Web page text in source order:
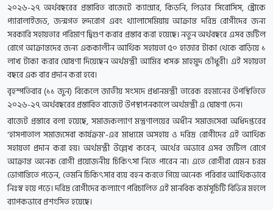
২০২৬-২৭ অর্থবছরের প্রস্তাবিত বাজেটে ক্যান্সার, কিডনি, লিভার সিরোসিস, স্ট্রোকে
প্যারালাইজড, জন্মগত হৃদরোগ এবং থ্যালাসেমিয়ায় আক্রান্ত দরিদ্র রোগীদের জন্য
সরকারি সহায়তার পরিমাণ দ্বিগুণ করার প্রস্তাব করা হয়েছে। নতুন অর্থবছরে এসব জটিল
রোগে আক্রান্তদের জন্য এককালীন আর্থিক সহায়তা ৫০ হাজার টাকা থেকে বাড়িয়ে ১
লাখ টাকা করার ঘোষণা দিয়েছেন অর্থমন্ত্রী আমির খসরু মাহমুদ চৌধুরী। এই সহায়তা
বছরে এক বার প্রদান করা হবে।
বৃহস্পতিবার (১১ জুন) বিকেলে জাতীয় সংসদে প্রধানমন্ত্রী তারেক রহমানের উপস্থিতিতে
২০২৬-২৭ অর্থবছরের প্রস্তাবিত বাজেট উপস্থাপনকালে অর্থমন্ত্রী এ ঘোষণা দেন।
বাজেট প্রস্তাবে বলা হয়েছে, সমাজকল্যাণ মন্ত্রণালয়ের অধীন সমাজসেবা অধিদপ্তরের
'হাসপাতাল সমাজসেবা কার্যক্রম'-এর মাধ্যমে অসহায় ও দরিদ্র রোগীদের এই আর্থিক
সহায়তা প্রদান করা হয়। অর্থমন্ত্রী উল্লেখ করেন, অর্থের অভাবে এসব জটিল রোগে
আক্রান্ত অনেক রোগী প্রয়োজনীয় চিকিৎসা নিতে পারেন না। এতে রোগীরা যেমন চরম
ভোগান্তিতে পড়েন, তেমনি চিকিৎসার ব্যয় বহন করতে গিয়ে অনেক পরিবার আর্থিকভাবে
নিঃস্ব হয়ে পড়ে। দরিদ্র রোগীদের কল্যাণে পরিচালিত এই মানবিক কর্মসূচিটি বিভিন্ন মহলে
ব্যাপকভাবে প্রশংসিত হয়েছে।